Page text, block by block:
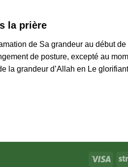
la prière
de Sa grandeur au début de
de posture, excepté au
la grandeur d’Allah en Le
Visa